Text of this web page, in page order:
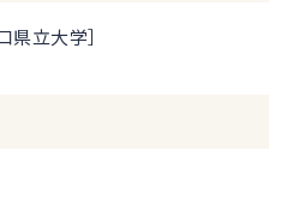
立大学］